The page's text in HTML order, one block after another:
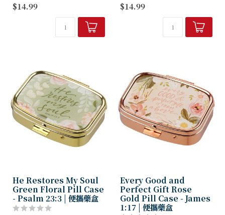
經經文與日常實用功能相結合
——提醒她在神的同在中暫...
$14.99
柔軟時尚的聖經經文眼鏡盒，
時刻提醒著上帝的慈愛與憐憫
——既是日常實用之選...
$14.99
He Restores My Soul
Green Floral Pill Case
- Psalm 23:3 | 便攜藥盒
Every Good and
Perfect Gift Rose
Gold Pill Case - James
1:17 | 便攜藥盒